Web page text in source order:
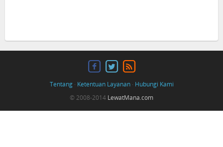
Tentang· Ketentuan Layanan· Hubungi Kami
© 2008-2014 LewatMana.com